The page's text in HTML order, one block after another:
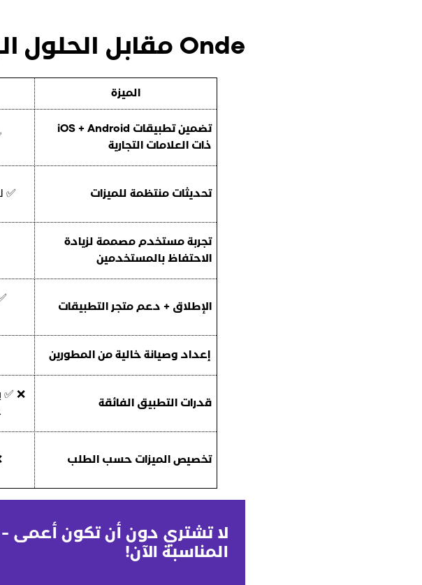
Onde مقابل الحلول البرمجية عند الطلب
الميزة
تضمين تطبيقات iOS + Android
ذات العلامات التجارية
تحديثات منتظمة للميزات ✅
تجربة مستخدم مصممة لزيادة
الاحتفاظ بالمستخدمين
الإطلاق + دعم متجر التطبيقات
إعداد وصيانة خالية من المطورين
قدرات التطبيق الفائقة
❌ ✅
تخصيص الميزات حسب الطلب
لا تشتري دون أن تكون أعمى
المناسبة الآن!